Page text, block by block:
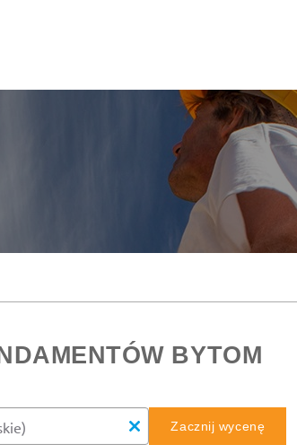
BYTOM
Zacznij wycenę